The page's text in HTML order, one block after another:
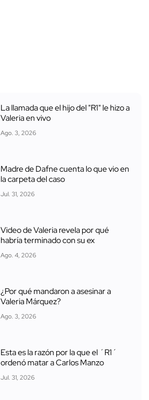
La llamada que el hijo del "R1" le hizo a
Valeria en vivo
Ago. 3, 2026
Madre de Dafne cuenta lo que vio en
la carpeta del caso
Jul. 31, 2026
Video de Valeria revela por qué
habría terminado con su ex
Ago. 4, 2026
¿Por qué mandaron a asesinar a
Valeria Márquez?
Ago. 3, 2026
Esta es la razón por la que el ´R1´
ordenó matar a Carlos Manzo
Jul. 31, 2026